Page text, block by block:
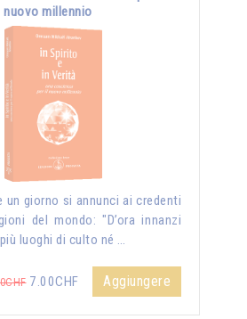
nuovo millennio
un giorno si annunci ai credenti
del mondo: "D’ora innanzi
luoghi di culto né …
7.00CHF Aggiungere